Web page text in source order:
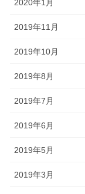
2020年1月
2019年11月
2019年10月
2019年8月
2019年7月
2019年6月
2019年5月
2019年3月